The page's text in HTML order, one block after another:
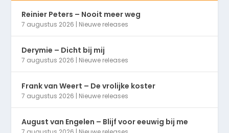
Reinier Peters – Nooit meer weg
7 augustus 2026 | Nieuwe releases
Derymie – Dicht bij mij
7 augustus 2026 | Nieuwe releases
Frank van Weert – De vrolijke koster
7 augustus 2026 | Nieuwe releases
August van Engelen – Blijf voor eeuwig bij me